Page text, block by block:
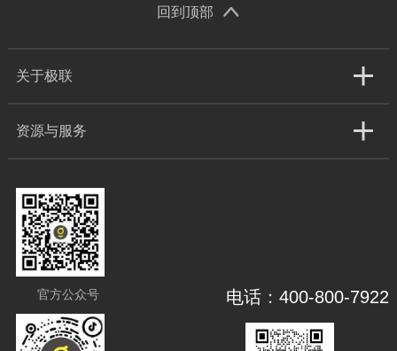
回到顶部
关于极联
资源与服务
官方公众号 电话：400-800-7922